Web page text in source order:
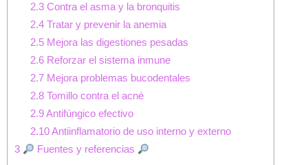
2.3Contra el asma y la bronquitis
2.4Tratar y prevenir la anemia
2.5Mejora las digestiones pesadas
2.6Reforzar el sistema inmune
2.7Mejora problemas bucodentales
2.8Tomillo contra el acné
2.9Antifúngico efectivo
2.10Antiinflamatorio de uso interno y externo
3
Fuentes y referencias